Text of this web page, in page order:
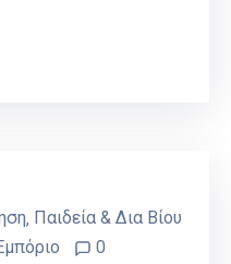
‚ Παιδεία & Δια Βίου
0